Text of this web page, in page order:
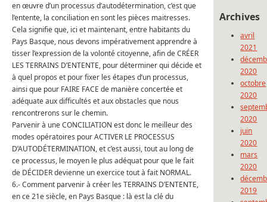
en œuvre d’un processus d’autodétermination, c’est que
l’entente, la conciliation en sont les pièces maitresses.
Cela signifie que, ici et maintenant, entre habitants du
Pays Basque, nous devons impérativement apprendre à
tisser l’expression de la volonté citoyenne, afin de CRÉER
LES TERRAINS D’ENTENTE, pour déterminer qui décide et
à quel propos et pour fixer les étapes d’un processus,
ainsi que pour FAIRE FACE de manière concertée et
adéquate aux difficultés et aux obstacles que nous
rencontrerons sur le chemin.
Parvenir à une CONCILIATION est donc le meilleur des
modes opératoires pour ACTIVER LE PROCESSUS
D’AUTODÉTERMINATION, et c’est aussi, tout au long de
ce processus, le moyen le plus adéquat pour que le fait
de DÉCIDER devienne un exercice tout à fait NORMAL.
6.- Comment parvenir à créer les TERRAINS D’ENTENTE,
en ce 21e siècle, en Pays Basque : là est la clé du
Archives
avril
2021
2020
octobre
2020
2020
juin
2020
mars
2020
2019